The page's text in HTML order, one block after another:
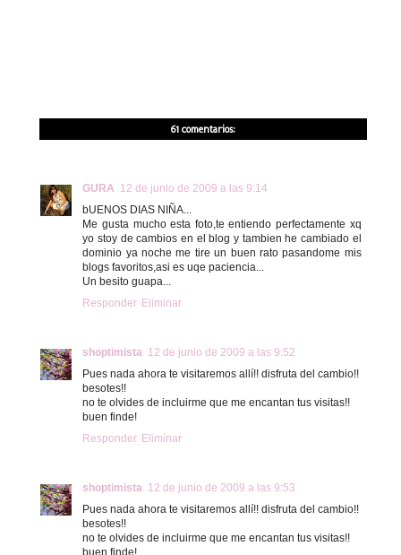
61 comentarios:
GURA 12 de junio de 2009 a las 9:14
bUENOS DIAS NIÑA...
Me gusta mucho esta foto,te entiendo perfectamente xq
yo stoy de cambios en el blog y tambien he cambiado el
dominio ya noche me tire un buen rato pasandome mis
blogs favoritos,asi es uqe paciencia...
Un besito guapa...
Responder Eliminar
shoptimista 12 de junio de 2009 a las 9:52
Pues nada ahora te visitaremos allí!! disfruta del cambio!!
besotes!!
no te olvides de incluirme que me encantan tus visitas!!
buen finde!
Responder Eliminar
shoptimista 12 de junio de 2009 a las 9:53
Pues nada ahora te visitaremos allí!! disfruta del cambio!!
besotes!!
no te olvides de incluirme que me encantan tus visitas!!